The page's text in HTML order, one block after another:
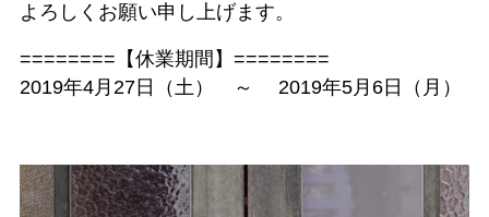
よろしくお願い申し上げます。
========【休業期間】========
2019年4月27日（土） ～ 2019年5月6日（月）